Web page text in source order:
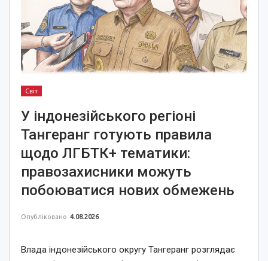
Світ
У індонезійського регіоні
Тангеранг готують правила
щодо ЛГБТК+ тематики:
правозахисники можуть
побоюватися нових обмежень
Опубліковано 4.08.2026
Влада індонезійського округу Тангеранг розглядає